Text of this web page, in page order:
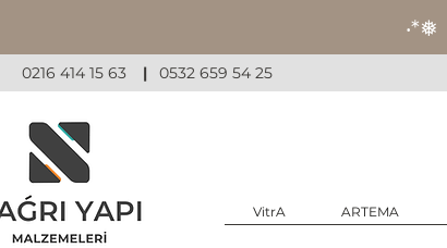
‧*❅
0216 414 15 63 | 0532 659 54 25
VitrA ARTEMA